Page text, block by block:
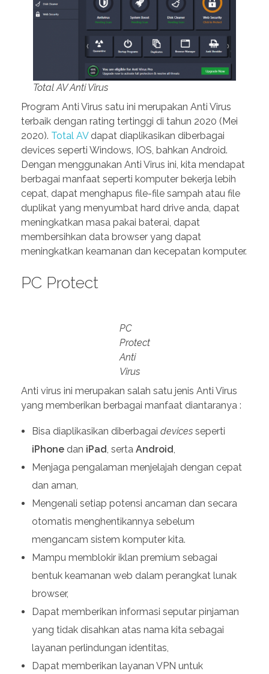
Total AV Anti Virus
Program Anti Virus satu ini merupakan Anti Virus
terbaik dengan rating tertinggi di tahun 2020 (Mei
2020). Total AVdapat diaplikasikan diberbagai
devices seperti Windows, IOS, bahkan Android.
Dengan menggunakan Anti Virus ini, kita mendapat
berbagai manfaat seperti komputer bekerja lebih
cepat, dapat menghapus file-file sampah atau file
duplikat yang menyumbat hard drive anda, dapat
meningkatkan masa pakai baterai, dapat
membersihkan data browser yang dapat
meningkatkan keamanan dan kecepatan komputer.
PC Protect
PC
Protect
Anti
Virus
Anti virus ini merupakan salah satu jenis Anti Virus
yang memberikan berbagai manfaat diantaranya :
Bisa diaplikasikan diberbagai devicesseperti
iPhonedan iPad, serta Android,
Menjaga pengalaman menjelajah dengan cepat
dan aman,
Mengenali setiap potensi ancaman dan secara
otomatis menghentikannya sebelum
mengancam sistem komputer kita.
Mampu memblokir iklan premium sebagai
bentuk keamanan web dalam perangkat lunak
browser,
Dapat memberikan informasi seputar pinjaman
yang tidak disahkan atas nama kita sebagai
layanan perlindungan identitas,
Dapat memberikan layanan VPN untuk